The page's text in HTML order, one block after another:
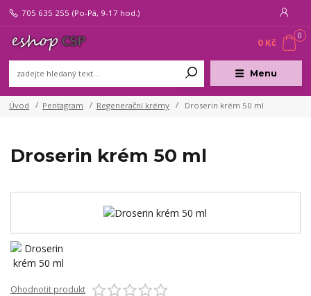
Menu
705 635 255 (Po-Pá, 9-17 hod.)
0
0 Kč
Úvod Pentagram Regenerační krémy Droserin krém 50 ml
Droserin krém 50 ml
Ohodnotit produkt